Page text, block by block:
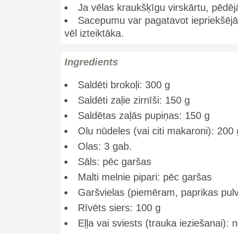
Ja vēlas kraukšķīgu virskārtu,
Sacepumu var pagatavot
vēl izteiktāka.
Ingredients
Saldēti brokoļi: 300 g
Saldēti zaļie zirnīši: 150 g
Saldētas zaļās pupiņas: 150 g
Olu nūdeles (vai citi makaroni): 200
Olas: 3 gab.
Sāls: pēc garšas
Malti melnie pipari: pēc garšas
Garšvielas (piemēram, paprikas
Rīvēts siers: 100 g
Eļļa vai sviests (trauka ieziešanai):